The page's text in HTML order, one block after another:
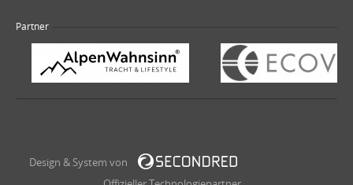
Partner
Design & System von